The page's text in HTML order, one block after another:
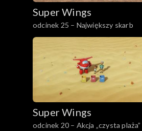
Super Wings
odcinek 25 – Największy skarb
Super Wings
odcinek 20 – Akcja „czysta plaża”